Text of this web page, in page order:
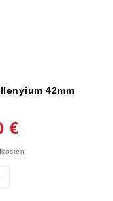
42mm
€